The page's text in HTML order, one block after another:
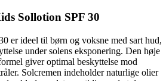
Sollotion SPF 30
er ideel til børn og voksne med sart hud,
under solens eksponering. Den høje
giver optimal beskyttelse mod
Solcremen indeholder naturlige olier